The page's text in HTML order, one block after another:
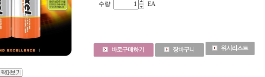
수량 EA